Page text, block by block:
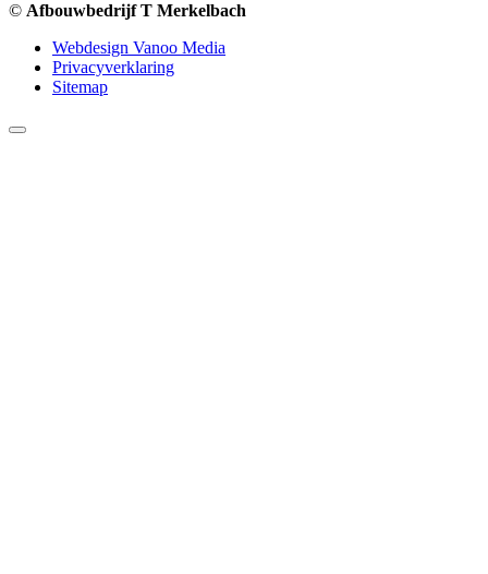
© Afbouwbedrijf T Merkelbach
Webdesign Vanoo Media
Privacyverklaring
Sitemap